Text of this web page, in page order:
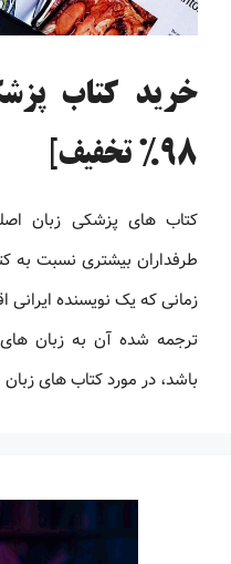
خرید کتاب
98% تخفیف]
کتاب های پزشکی زبان
طرفداران بیشتری نسبت به
زمانی که یک نویسنده
ترجمه شده آن به زبان
باشد، در مورد کتاب های